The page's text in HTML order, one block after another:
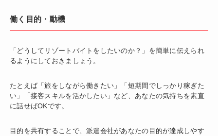
働く目的・動機
「どうしてリゾートバイトをしたいのか？」を簡単に伝えられ
るようにしておきましょう。
たとえば「旅をしながら働きたい」「短期間でしっかり稼ぎた
い」「接客スキルを活かしたい」など、あなたの気持ちを素直
に話せばOKです。
目的を共有することで、派遣会社があなたの目的が達成しやす